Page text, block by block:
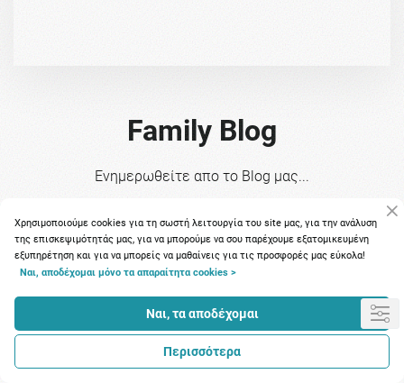
Family Blog
Ενημερωθείτε απο το Blog μας...
Πώς επηρεάζεται το
ανοσοποιητικό τον χειμώνα και
Χρησιμοποιούμε cookies για τη σωστή λειτουργία του site μας, για την ανάλυση
της επισκεψιμότητάς μας, για να μπορούμε να σου παρέχουμε εξατομικευμένη
εξυπηρέτηση και για να μπορείς να μαθαίνεις για τις προσφορές μας εύκολα!
Ναι, αποδέχομαι μόνο τα απαραίτητα cookies >
Ναι, τα αποδέχομαι
Περισσότερα